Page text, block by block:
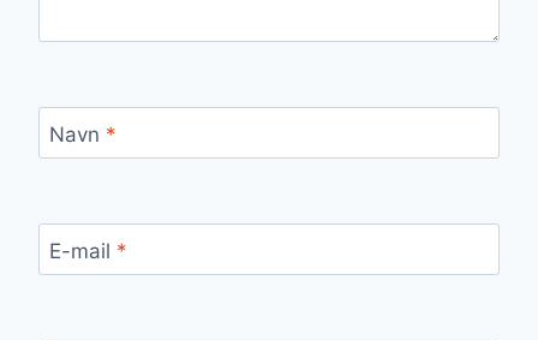
Navn *
E-mail *